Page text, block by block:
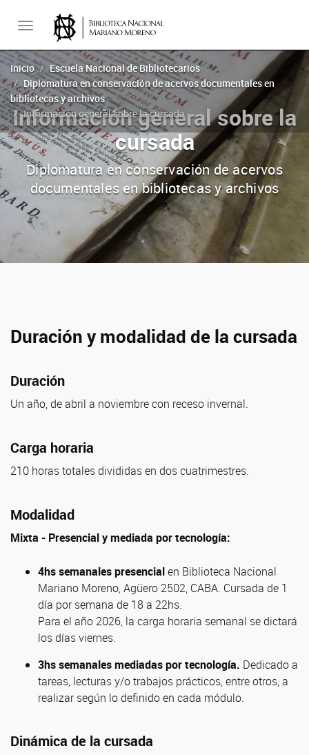
Toggle
navigation
Inicio
Escuela Nacional de Bibliotecarios
Diplomatura en conservación de acervos documentales en
bibliotecas y archivos
Información general sobre la cursada
Información general sobre la
cursada
Diplomatura en conservación de acervos
documentales en bibliotecas y archivos
Duración y modalidad de la cursada
Duración
Un año, de abril a noviembre con receso invernal.
Carga horaria
210 horas totales divididas en dos cuatrimestres.
Modalidad
Mixta - Presencial y mediada por tecnología:
4hs semanales presencialen Biblioteca Nacional
Mariano Moreno, Agüero 2502, CABA. Cursada de 1
día por semana de 18 a 22hs.
Para el año 2026, la carga horaria semanal se dictará
los días viernes.
3hs semanales mediadas por tecnología. Dedicado a
tareas, lecturas y/o trabajos prácticos, entre otros, a
realizar según lo definido en cada módulo.
Dinámica de la cursada